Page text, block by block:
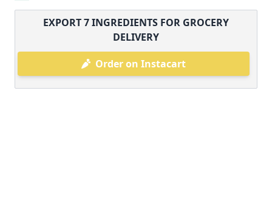
EXPORT7INGREDIENTS FOR GROCERY
DELIVERY
Order on Instacart